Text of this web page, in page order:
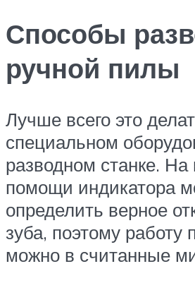
Способы
ручной пилы
Лучше всего это
специальном
разводном станке.
помощи индикатора
определить верное
зуба, поэтому работу
можно в считанные